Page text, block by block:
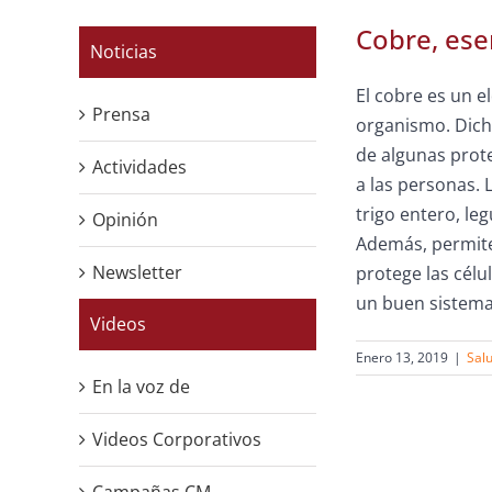
Cobre,
El cobre es un
organismo.
de algunas
a las personas.
trigo entero,
Además,
protege las
un buen
Enero 13, 2019 |
Noticias
Prensa
Actividades
Opinión
Newsletter
Videos
En la voz de
Videos Corporativos